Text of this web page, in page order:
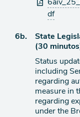
df
Ítem
agenda
6b.
State
(30
Status
including
regarding
measure in
regarding
under the